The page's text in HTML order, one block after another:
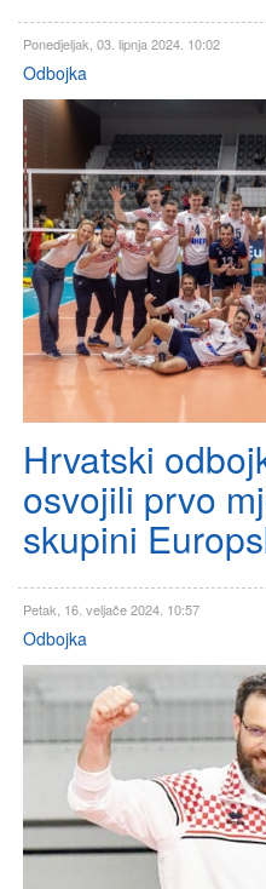
Ponedjeljak, 03. lipnja 2024. 10:02
Odbojka
Hrvatski
osvojili prvo
skupini
Petak, 16. veljače 2024. 10:57
Odbojka